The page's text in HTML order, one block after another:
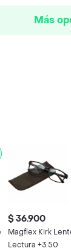
Más
$ 36.900
Magflex Kirk
Lectura +3.50